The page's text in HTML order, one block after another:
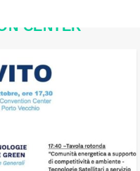
CENTER